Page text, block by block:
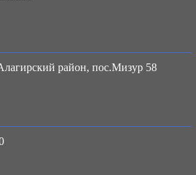
район, пос.Мизур 58